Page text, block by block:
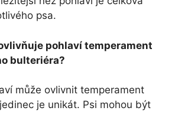
psa.
pohlaví temperament
bulteriéra?
může ovlivnit temperament
je unikát. Psi mohou být